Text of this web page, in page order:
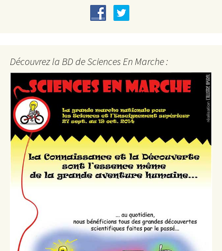
Découvrez la BD de Sciences En Marche :